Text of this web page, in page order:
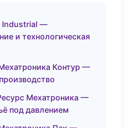
Industrial —
и технологическая
Контур —
Мехатроника —
под давлением